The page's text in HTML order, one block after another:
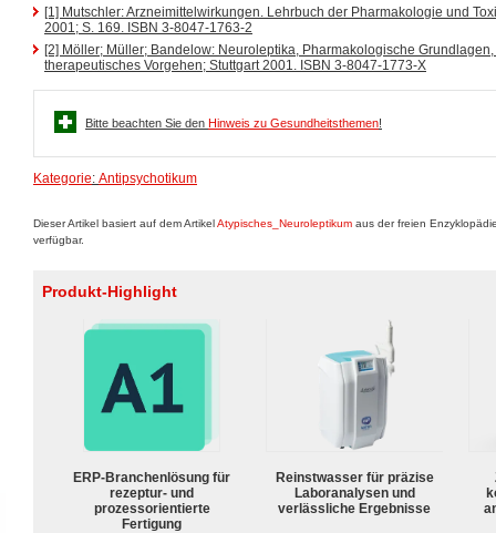
[1] Mutschler: Arzneimittelwirkungen. Lehrbuch der Pharmakologie und
2001; S. 169. ISBN 3-8047-1763-2
[2] Möller; Müller; Bandelow: Neuroleptika, Pharmakologische
therapeutisches Vorgehen; Stuttgart 2001. ISBN 3-8047-1773-X
Bitte beachten Sie den Hinweis zu Gesundheitsthemen!
Kategorie: Antipsychotikum
Dieser Artikel basiert auf dem ArtikelAtypisches_Neuroleptikum aus der freien
verfügbar.
Produkt-Highlight
ERP-Branchenlösung für
rezeptur- und
prozessorientierte
Fertigung
Reinstwasser für präzise
Laboranalysen und
verlässliche Ergebnisse